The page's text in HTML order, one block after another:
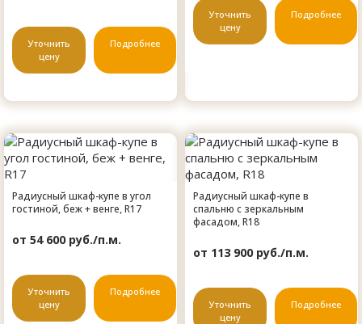
Уточнить
цену
Подробнее
Уточнить
цену
Подробнее
Радиусный шкаф-купе в угол
гостиной, беж + венге, R17
от 54 600 руб./п.м.
Уточнить
цену
Подробнее
Радиусный шкаф-купе в
спальню с зеркальным
фасадом, R18
от 113 900 руб./п.м.
Уточнить
цену
Подробнее